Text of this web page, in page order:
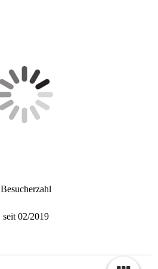
Besucherzahl
seit 02/2019